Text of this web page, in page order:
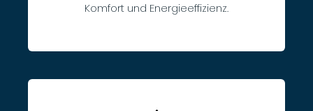
Komfort und Energieeffizienz.